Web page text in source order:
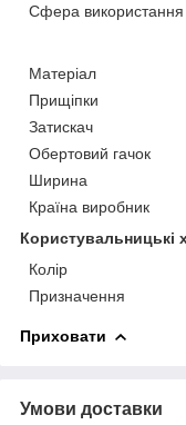
Сфера використання
Матеріал
Прищіпки
Затискач
Обертовий гачок
Ширина
Країна виробник
Користувальницькі
Колір
Призначення
Приховати
Умови доставки